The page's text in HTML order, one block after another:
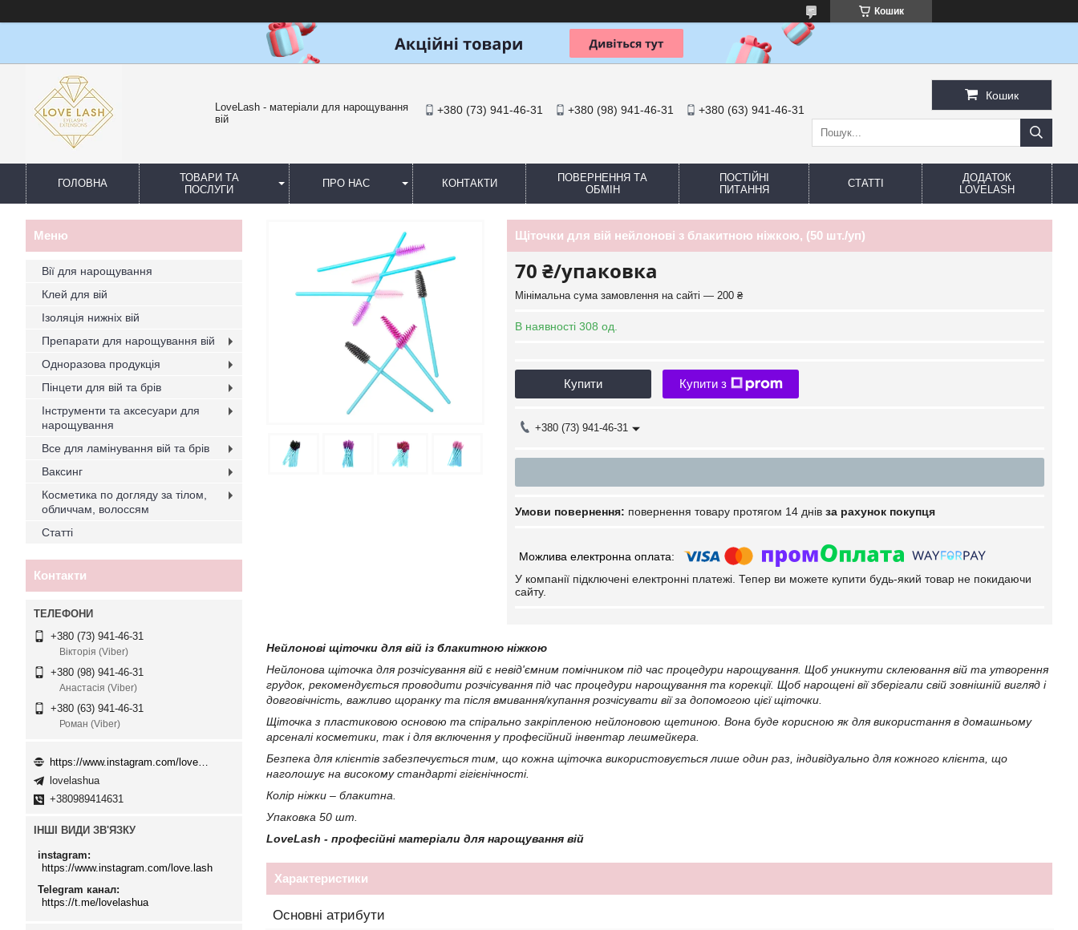
Кошик
LoveLash - матеріали для нарощування
вій
+380 (73) 941-46-31 +380 (98) 941-46-31 +380 (63) 941-46-31
Кошик
ГОЛОВНА
ТОВАРИ ТА
ПОСЛУГИ
ПРО НАС КОНТАКТИ
ПОВЕРНЕННЯ ТА
ОБМІН
ПОСТІЙНІ
ПИТАННЯ
СТАТТІ
ДОДАТОК
LOVELASH
Щіточки для вій нейлонові з блакитною ніжкою, (50 шт./уп)
70 ₴/упаковка
Мінімальна сума замовлення на сайті — 200 ₴
В наявності 308 од.
Купити Купити з
+380 (73) 941-46-31
повернення товару протягом 14 днів за рахунок покупця
У компанії підключені електронні платежі. Тепер ви можете купити будь-який товар не покидаючи
сайту.
Нейлонові щіточки для вій із блакитною ніжкою
Нейлонова щіточка для розчісування вій є невід'ємним помічником під час процедури нарощування. Щоб уникнути склеювання вій та утворення
грудок, рекомендується проводити розчісування під час процедури нарощування та корекції. Щоб нарощені вії зберігали свій зовнішній вигляд і
довговічність, важливо щоранку та після вмивання/купання розчісувати вії за допомогою цієї щіточки.
Щіточка з пластиковою основою та спірально закріпленою нейлоновою щетиною. Вона буде корисною як для використання в домашньому
арсеналі косметики, так і для включення у професійний інвентар лешмейкера.
Безпека для клієнтів забезпечується тим, що кожна щіточка використовується лише один раз, індивідуально для кожного клієнта, що
наголошує на високому стандарті гігієнічності.
Колір ніжки – блакитна.
Упаковка 50 шт.
LoveLash - професійні матеріали для нарощування вій
Характеристики
Основні атрибути
Вії для нарощування
Клей для вій
Ізоляція нижніх вій
Препарати для нарощування вій
Одноразова продукція
Пінцети для вій та брів
Інструменти та аксесуари для
нарощування
Все для ламінування вій та брів
Ваксинг
Косметика по догляду за тілом,
обличчам, волоссям
Статті
Контакти
+380 (73) 941-46-31
Вікторія (Viber)
+380 (98) 941-46-31
Анастасія (Viber)
+380 (63) 941-46-31
Роман (Viber)
lovelashua
+380989414631
ІНШІ ВИДИ ЗВ'ЯЗКУ
instagram
https://www.instagram.com/love.lash
Telegram канал
https://t.me/lovelashua